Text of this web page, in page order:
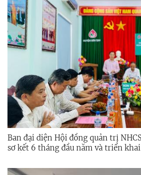
Ban đại diện Hội đồng quản trị
sơ kết 6 tháng đầu năm và triển